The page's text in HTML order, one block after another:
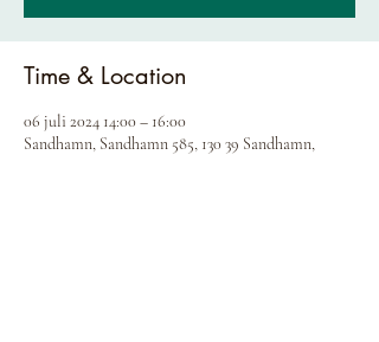
Time & Location
06 juli 2024 14:00 – 16:00
Sandhamn, Sandhamn 585, 130 39 Sandhamn,